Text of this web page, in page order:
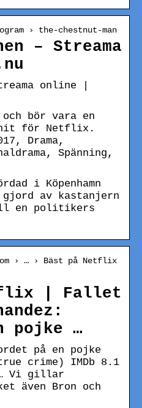
› the-chestnut-man
– Streama
online |
och bör vara en
för Netflix.
Drama,
Spänning,
i Köpenhamn
av kastanjern
en politikers
› … › Bäst på Netflix
| Fallet
pojke …
på en pojke
crime) IMDb 8.1
… Vi gillar
även Bron och